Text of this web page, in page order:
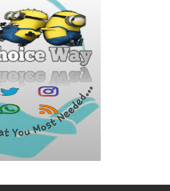
Song Lyrics - නිම්නාදෙන් ගීතයේ පද පෙළ
Mage Adare Song Lyrics - ඔබමයි මගේ
Song Lyrics - පන්සල් ගිහිං ගීතයේ පද
Song Lyrics - අංකෙළිය ගීතයේ පද පෙළ
GOD Song Lyrics - ඩියර් ගෝඩ් ගීතයේ පද පෙළ
KATHA Song Lyrics - මනමාල කතා